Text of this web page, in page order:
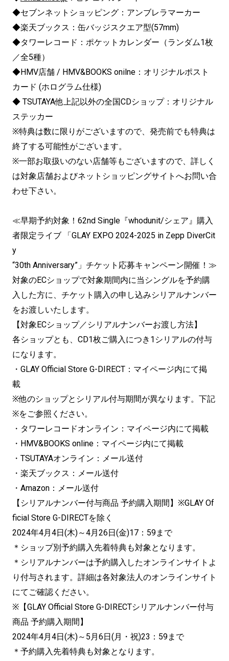
◆セブンネットショッピング：アンブレラマーカー
◆楽天ブックス：缶バッジスクエア型(57mm)
◆タワーレコード：ポケットカレンダー（ランダム1枚
／全5種）
◆HMV店舗 / HMV&BOOKS onilne：オリジナルポスト
カード (ホログラム仕様)
◆ TSUTAYA他上記以外の全国CDショップ：オリジナル
ステッカー
※特典は数に限りがございますので、発売前でも特典は
終了する可能性がございます。
※一部お取扱いのない店舗等もございますので、詳しく
は対象店舗およびネットショッピングサイトへお問い合
わせ下さい。
≪早期予約対象！62nd Single『whodunit/シェア』購入
者限定ライブ 「GLAY EXPO 2024-2025 in Zepp DiverCit
y
“30th Anniversary”」チケット応募キャンペーン開催！≫
対象のECショップで対象期間内に当シングルを予約購
入した方に、チケット購入の申し込みシリアルナンバー
をお渡しいたします。
【対象ECショップ／シリアルナンバーお渡し方法】
各ショップとも、CD1枚ご購入につき1シリアルの付与
になります。
・GLAY Official Store G-DIRECT：マイページ内にて掲
載
※他のショップとシリアル付与期間が異なります。下記
※をご参照ください。
・タワーレコードオンライン：マイページ内にて掲載
・HMV&BOOKS online：マイページ内にて掲載
・TSUTAYAオンライン：メール送付
・楽天ブックス：メール送付
・Amazon：メール送付
【シリアルナンバー付与商品 予約購入期間】※GLAY Of
ficial Store G-DIRECTを除く
2024年4月4日(木)～4月26日(金)17：59まで
＊ショップ別予約購入先着特典も対象となります。
＊シリアルナンバーは予約購入したオンラインサイトよ
り付与されます。詳細は各対象法人のオンラインサイト
にてご確認ください。
※【GLAY Official Store G-DIRECTシリアルナンバー付与
商品 予約購入期間】
2024年4月4日(木)～5月6日(月・祝)23：59まで
＊予約購入先着特典も対象となります。